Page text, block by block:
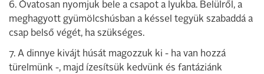
6. Óvatosan nyomjuk bele a csapot a lyukba. Belülről, a
meghagyott gyümölcshúsban a késsel tegyük szabaddá a
csap belső végét, ha szükséges.
7. A dinnye kivájt húsát magozzuk ki - ha van hozzá
türelmünk -, majd ízesítsük kedvünk és fantáziánk